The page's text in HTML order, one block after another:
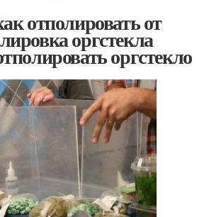
отполировать от
оргстекла
оргстекло